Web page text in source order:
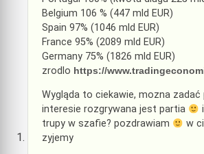
Belgium 106 % (447 mld EUR)
Spain 97% (1046 mld EUR)
France 95% (2089 mld EUR)
Germany 75% (1826 mld EUR)
zrodlo https://
Wygląda to ciekawie, mozna
interesie rozgrywana jest partia
trupy w szafie? pozdrawiam
w
zyjemy